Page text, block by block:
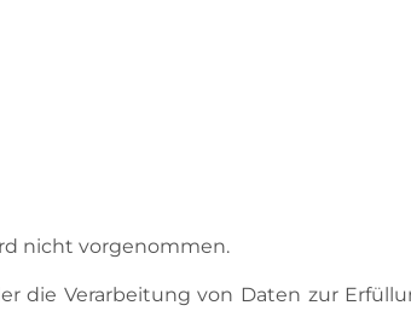
nicht vorgenommen.
die Verarbeitung von Daten zur